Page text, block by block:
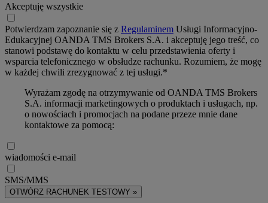
Akceptuję wszystkie
Potwierdzam zapoznanie się z Regulaminem Usługi Informacyjno-
Edukacyjnej OANDA TMS Brokers S.A. i akceptuję jego treść, co
stanowi podstawę do kontaktu w celu przedstawienia oferty i
wsparcia telefonicznego w obsłudze rachunku. Rozumiem, że mogę
w każdej chwili zrezygnować z tej usługi.*
Wyrażam zgodę na otrzymywanie od OANDA TMS Brokers
S.A. informacji marketingowych o produktach i usługach, np.
o nowościach i promocjach na podane przeze mnie dane
kontaktowe za pomocą:
wiadomości e-mail
SMS/MMS
OTWÓRZ RACHUNEK TESTOWY »